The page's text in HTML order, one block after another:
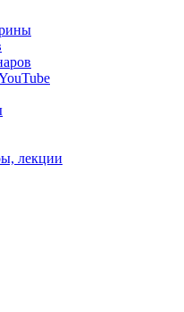
лекции